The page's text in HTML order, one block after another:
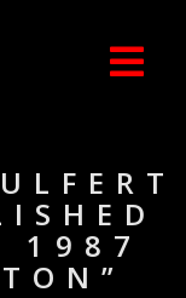
1987